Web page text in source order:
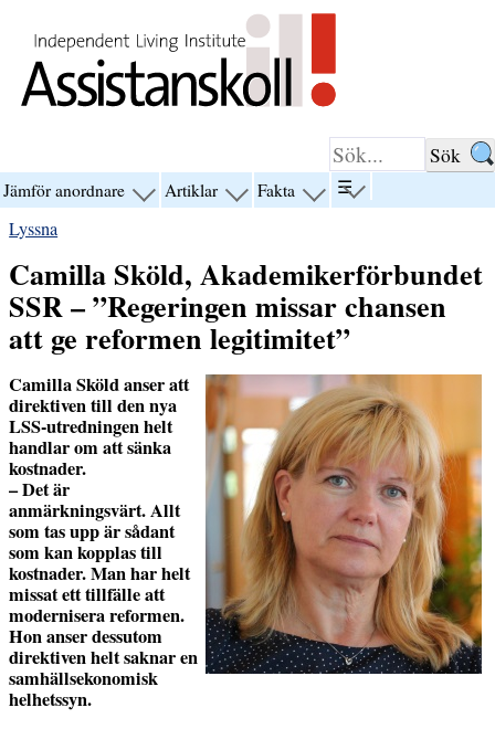
Jämför anordnare visa
anordnare”
Artiklar visa Fakta visa
☰visa
menyn
Lyssna
Camilla Sköld, Akademikerförbundet
SSR – ”Regeringen missar chansen
att ge reformen legitimitet”
Camilla Sköld anser att
direktiven till den nya
LSS-utredningen helt
handlar om att sänka
kostnader.
– Det är
anmärkningsvärt. Allt
som tas upp är sådant
som kan kopplas till
kostnader. Man har helt
missat ett tillfälle att
modernisera reformen.
Hon anser dessutom
direktiven helt saknar en
samhällsekonomisk
helhetssyn.